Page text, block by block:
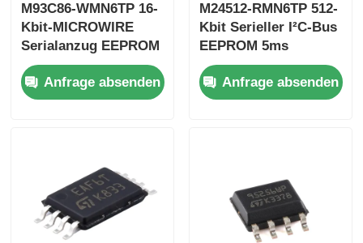
M93C86-WMN6TP 16-
Kbit-MICROWIRE
Serialanzug EEPROM
2MHz 5ms 2,5V ~ 5,5V
Anfrage absenden
M24512-RMN6TP 512-
Kbit Serieller I²C-Bus
EEPROM 5ms
1,8V~5,5V 1MHz
Anfrage absenden